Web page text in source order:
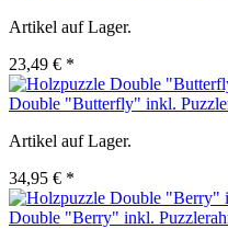
Artikel auf Lager.
23,49 € *
Double "Butterfly" inkl.
Artikel auf Lager.
34,95 € *
Double "Berry" inkl.